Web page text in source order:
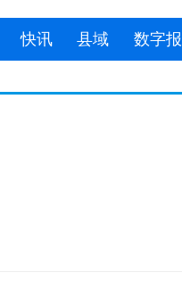
快讯 县域 数字报